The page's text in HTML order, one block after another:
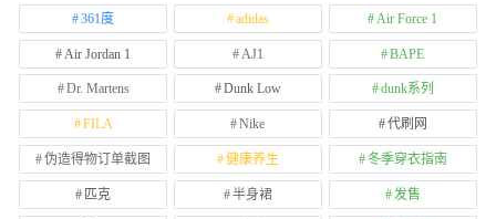
361度 adidas Air Force 1
Air Jordan 1 AJ1 BAPE
Dr. Martens Dunk Low dunk系列
FILA Nike 代刷网
伪造得物订单截图 健康养生 冬季穿衣指南
匹克 半身裙 发售